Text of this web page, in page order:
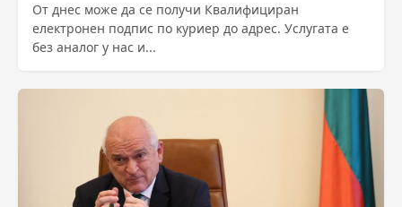
От днес може да се получи Квалифициран
електронен подпис по куриер до адрес. Услугата е
без аналог у нас и...